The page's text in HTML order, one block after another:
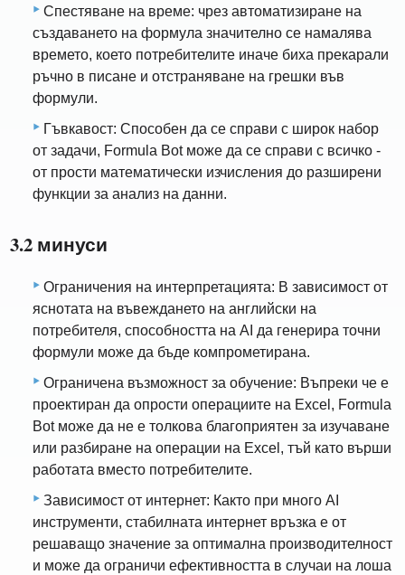
Спестяване на време: чрез автоматизиране на
създаването на формула значително се намалява
времето, което потребителите иначе биха прекарали
ръчно в писане и отстраняване на грешки във
формули.
Гъвкавост: Способен да се справи с широк набор
от задачи, Formula Bot може да се справи с всичко -
от прости математически изчисления до разширени
функции за анализ на данни.
3.2 минуси
Ограничения на интерпретацията: В зависимост от
яснотата на въвеждането на английски на
потребителя, способността на AI да генерира точни
формули може да бъде компрометирана.
Ограничена възможност за обучение: Въпреки че е
проектиран да опрости операциите на Excel, Formula
Bot може да не е толкова благоприятен за изучаване
или разбиране на операции на Excel, тъй като върши
работата вместо потребителите.
Зависимост от интернет: Както при много AI
инструменти, стабилната интернет връзка е от
решаващо значение за оптимална производителност
и може да ограничи ефективността в случаи на лоша